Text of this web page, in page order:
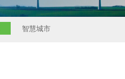
智慧城市